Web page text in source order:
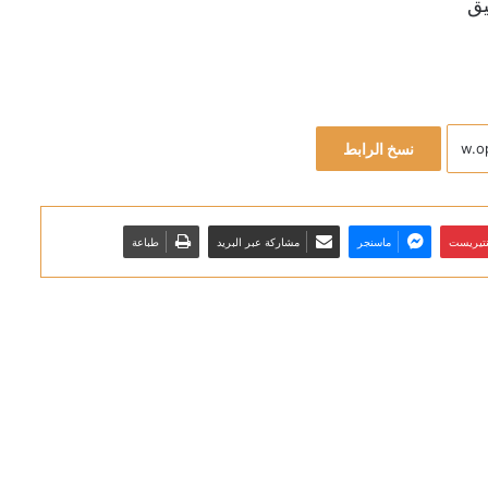
نسخ الرابط
ماسنجر مشاركة عبر البريد طباعة